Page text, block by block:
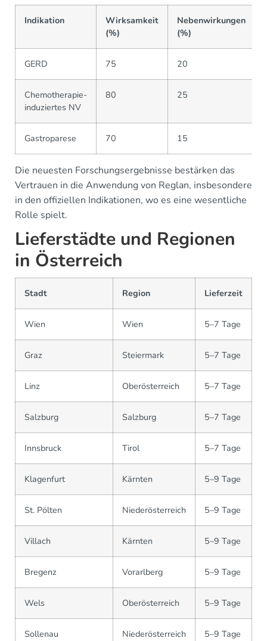
Indikation
Wirksamkeit
(%)
Nebenwirkungen
(%)
GERD 75 20
Chemotherapie-
induziertes NV
80 25
Gastroparese 70 15
Die neuesten Forschungsergebnisse bestärken das
Vertrauen in die Anwendung von Reglan, insbesondere
in den offiziellen Indikationen, wo es eine wesentliche
Rolle spielt.
Lieferstädte und Regionen
in Österreich
Stadt Region Lieferzeit
Wien Wien 5–7 Tage
Graz Steiermark 5–7 Tage
Linz Oberösterreich 5–7 Tage
Salzburg Salzburg 5–7 Tage
Innsbruck Tirol 5–7 Tage
Klagenfurt Kärnten 5–9 Tage
St. Pölten Niederösterreich 5–9 Tage
Villach Kärnten 5–9 Tage
Bregenz Vorarlberg 5–9 Tage
Wels Oberösterreich 5–9 Tage
Sollenau Niederösterreich 5–9 Tage